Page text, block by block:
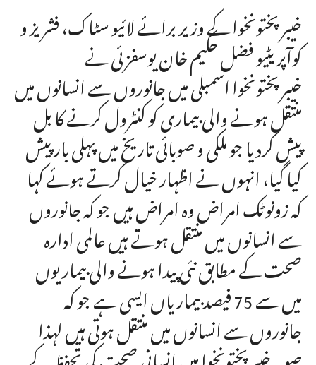
خیبرپختونخوا کے وزیر برائے لائیو سٹاک، فشریز و
کوآپریٹیو فضل حکیم خان یوسفزئی نے
خیبرپختونخوا اسمبلی میں جانوروں سے انسانوں میں
منتقل ہونے والی بیماری کو کنٹرول کرنے کا بل
پیش کردیا جو ملکی و صوبائی تاریخ میں پہلی بار پیش
کیا گیا، انہوں نے اظہار خیال کرتے ہوئے کہا
کہ زونوٹک امراض وہ امراض ہیں جو کہ جانوروں
سے انسانوں میں منتقل ہوتے ہیں عالمی ادارہ
صحت کے مطابق نئی پیدا ہونے والی بیماریوں
میں سے 75 فیصد بیماریاں ایسی ہے جو کہ
جانوروں سے انسانوں میں منتقل ہوتی ہیں لہذا